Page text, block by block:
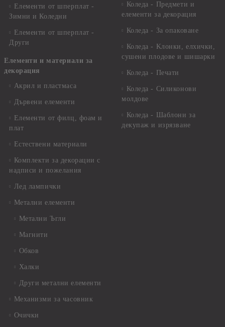
Елементи от шперплат -
Зимни и Коледни
Елементи от шперплат -
Други
Елементи и материали за
декорация
Акрил и пластмаса
Дървени елементи
Елементи от филц, фоам и
плат
Естествени материали
Комплекти за декорации с
надписи и пожелания
Лед лампички
Метални елементи
Метални Ъгли
Магнити
Обков
Халки
Други метални елементи
Механизми за часовник
Очички
Коледа - Предмети и
елементи за декорация
Коледа - За опаковане
Коледа - Kлонки, елхички,
сушени плодове и шишарки
Коледа - Печати
Коледа - Силиконови
молдове
Коледа - Шаблони за
декупаж и изрязване